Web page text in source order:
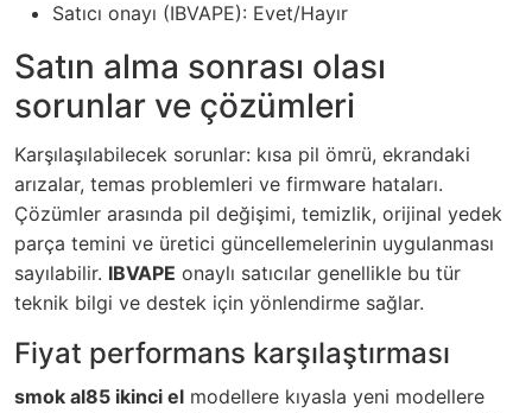
Satıcı onayı (IBVAPE): Evet/Hayır
Satın alma sonrası olası
sorunlar ve çözümleri
Karşılaşılabilecek sorunlar: kısa pil ömrü, ekrandaki
arızalar, temas problemleri ve firmware hataları.
Çözümler arasında pil değişimi, temizlik, orijinal yedek
parça temini ve üretici güncellemelerinin uygulanması
sayılabilir. IBVAPE onaylı satıcılar genellikle bu tür
teknik bilgi ve destek için yönlendirme sağlar.
Fiyat performans karşılaştırması
smok al85 ikinci el modellere kıyasla yeni modellere